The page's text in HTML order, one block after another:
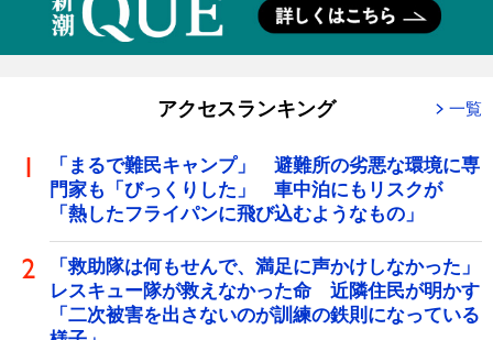
アクセスランキング 一覧
「まるで難民キャンプ」 避難所の劣悪な環境に専
門家も「びっくりした」 車中泊にもリスクが
「熱したフライパンに飛び込むようなもの」
「救助隊は何もせんで、満足に声かけしなかった」
レスキュー隊が救えなかった命 近隣住民が明かす
「二次被害を出さないのが訓練の鉄則になっている